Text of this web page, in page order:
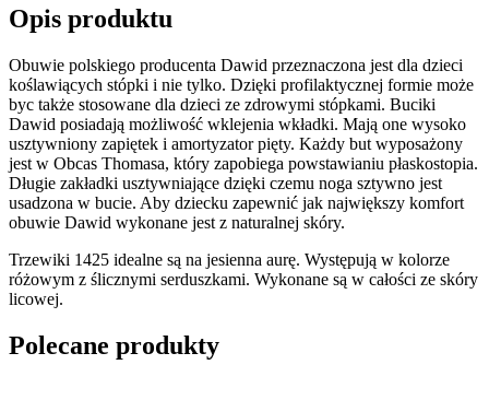
Opis produktu
Obuwie polskiego producenta Dawid przeznaczona jest dla dzieci
koślawiących stópki i nie tylko. Dzięki profilaktycznej formie może
byc także stosowane dla dzieci ze zdrowymi stópkami. Buciki
Dawid posiadają możliwość wklejenia wkładki. Mają one wysoko
usztywniony zapiętek i amortyzator pięty. Każdy but wyposażony
jest w Obcas Thomasa, który zapobiega powstawianiu płaskostopia.
Długie zakładki usztywniające dzięki czemu noga sztywno jest
usadzona w bucie. Aby dziecku zapewnić jak największy komfort
obuwie Dawid wykonane jest z naturalnej skóry.
Trzewiki 1425 idealne są na jesienna aurę. Występują w kolorze
różowym z ślicznymi serduszkami. Wykonane są w całości ze skóry
licowej.
Polecane produkty